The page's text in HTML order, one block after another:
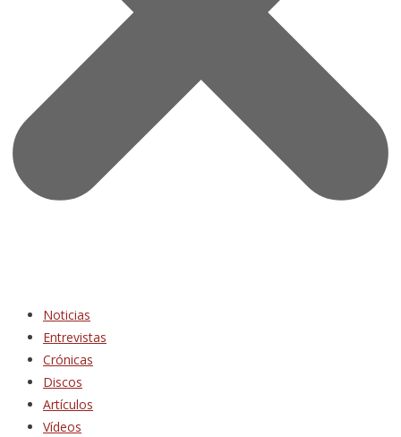
Noticias
Entrevistas
Crónicas
Discos
Artículos
Vídeos